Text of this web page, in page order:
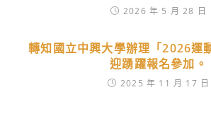
2026 年 5 月 28 日
轉知國立中興大學辦理「2026運
迎踴躍報名參加。
2025 年 11 月 17 日